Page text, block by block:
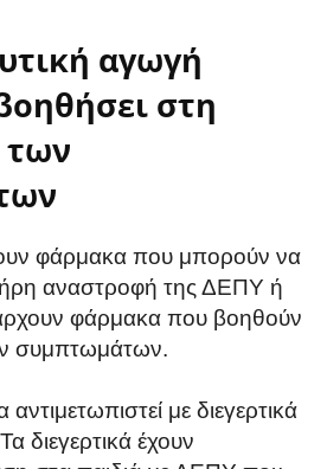
αγωγή
στη
των
φάρμακα που μπορούν να
αναστροφή της ΔΕΠΥ ή
φάρμακα που βοηθούν
συμπτωμάτων.
με διεγερτικά
διεγερτικά έχουν